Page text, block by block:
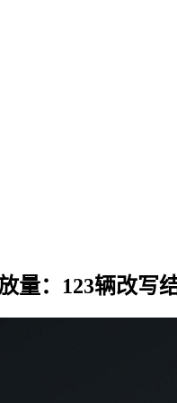
量：123辆改写